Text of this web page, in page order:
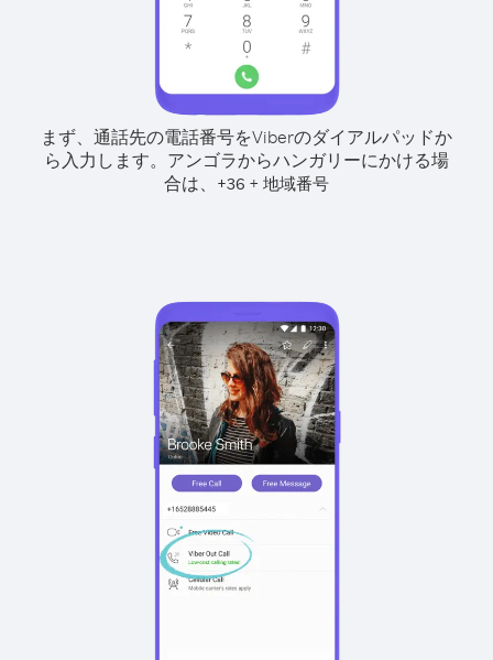
まず、通話先の電話番号をViberのダイアルパッドか
ら入力します。 アンゴラからハンガリーにかける場
合は、 +36 + 地域番号